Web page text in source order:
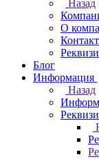
Назад
О
Блог
Информация
Назад